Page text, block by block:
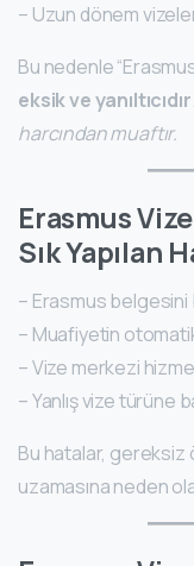
– Uzun dönem
Bu nedenle
eksik ve yanıltıcıdır
harcından muaftır.
Erasmus
Sık Yapılan
– Erasmus
– Muafiyetin
– Vize merkezi
– Yanlış vize türüne
Bu hatalar, gereksiz
uzamasına neden